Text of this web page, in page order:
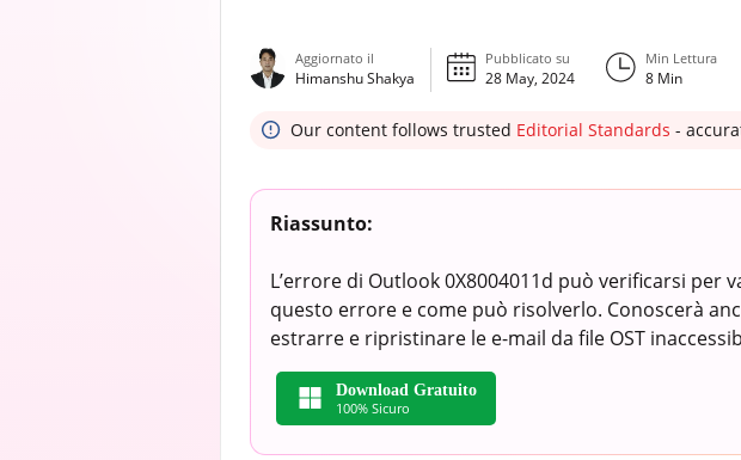
Aggiornato il
Himanshu Shakya
Pubblicato su
28 May, 2024
Min Lettura
8Min
Our content follows trusted Editorial Standards -
Riassunto:
L’errore di Outlook 0X8004011d può verificarsi
questo errore e come può risolverlo. Conoscerà
estrarre e ripristinare le e-mail da file OST
Download Gratuito
100% Sicuro